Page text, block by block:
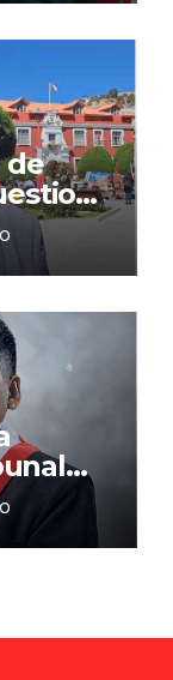
de